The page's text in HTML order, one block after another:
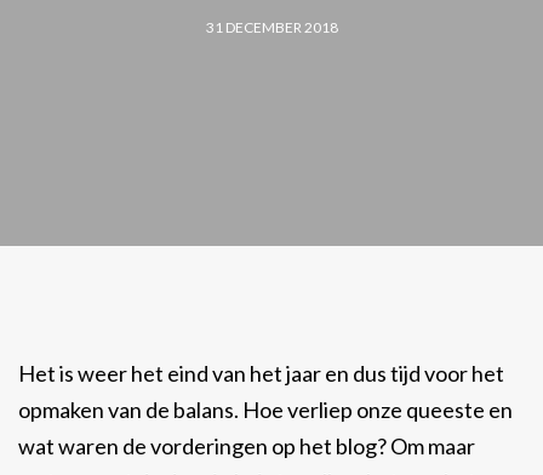
31 DECEMBER 2018
Het is weer het eind van het jaar en dus tijd voor het
opmaken van de balans. Hoe verliep onze queeste en
wat waren de vorderingen op het blog? Om maar